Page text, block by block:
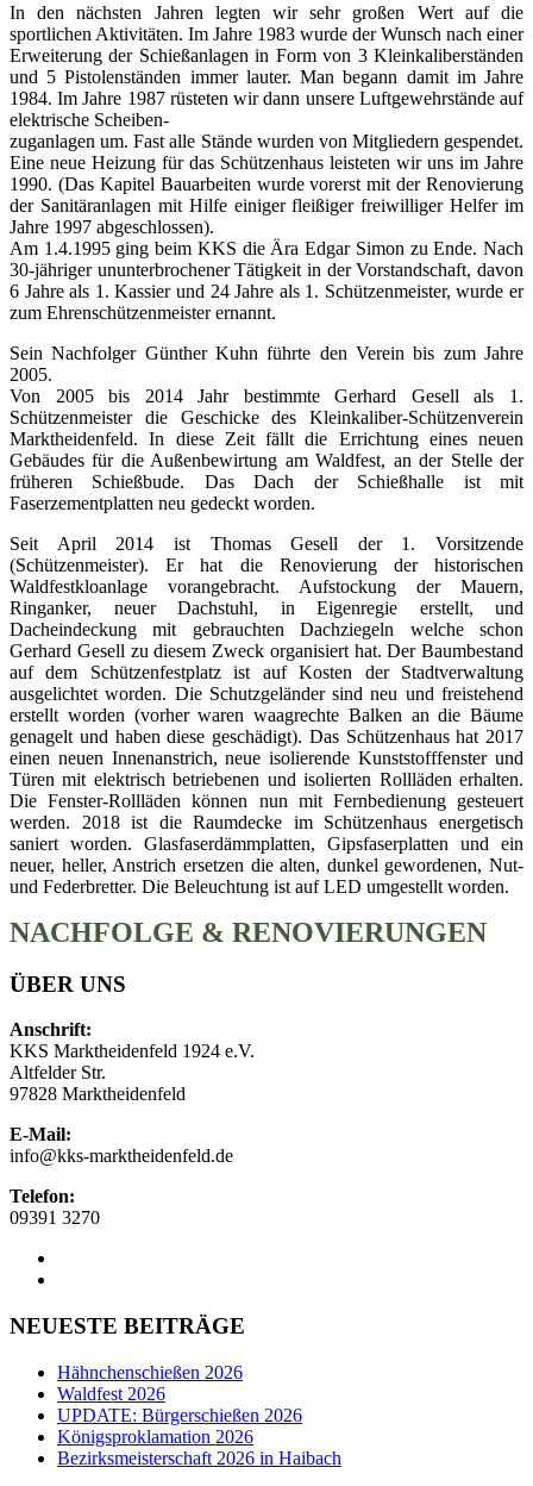
In den nächsten Jahren legten wir sehr großen Wert auf die
sportlichen Aktivitäten. Im Jahre 1983 wurde der Wunsch nach einer
Erweiterung der Schießanlagen in Form von 3 Kleinkaliberständen
und 5 Pistolenständen immer lauter. Man begann damit im Jahre
1984. Im Jahre 1987 rüsteten wir dann unsere Luftgewehrstände auf
elektrische Scheiben-
zuganlagen um. Fast alle Stände wurden von Mitgliedern gespendet.
Eine neue Heizung für das Schützenhaus leisteten wir uns im Jahre
1990. (Das Kapitel Bauarbeiten wurde vorerst mit der Renovierung
der Sanitäranlagen mit Hilfe einiger fleißiger freiwilliger Helfer im
Jahre 1997 abgeschlossen).
Am 1.4.1995 ging beim KKS die Ära Edgar Simon zu Ende. Nach
30-jähriger ununterbrochener Tätigkeit in der Vorstandschaft, davon
6 Jahre als 1. Kassier und 24 Jahre als 1. Schützenmeister, wurde er
zum Ehrenschützenmeister ernannt.
Sein Nachfolger Günther Kuhn führte den Verein bis zum Jahre
2005.
Von 2005 bis 2014 Jahr bestimmte Gerhard Gesell als 1.
Schützenmeister die Geschicke des Kleinkaliber-Schützenverein
Marktheidenfeld. In diese Zeit fällt die Errichtung eines neuen
Gebäudes für die Außenbewirtung am Waldfest, an der Stelle der
früheren Schießbude. Das Dach der Schießhalle ist mit
Faserzementplatten neu gedeckt worden.
Seit April 2014 ist Thomas Gesell der 1. Vorsitzende
(Schützenmeister). Er hat die Renovierung der historischen
Waldfestkloanlage vorangebracht. Aufstockung der Mauern,
Ringanker, neuer Dachstuhl, in Eigenregie erstellt, und
Dacheindeckung mit gebrauchten Dachziegeln welche schon
Gerhard Gesell zu diesem Zweck organisiert hat. Der Baumbestand
auf dem Schützenfestplatz ist auf Kosten der Stadtverwaltung
ausgelichtet worden. Die Schutzgeländer sind neu und freistehend
erstellt worden (vorher waren waagrechte Balken an die Bäume
genagelt und haben diese geschädigt). Das Schützenhaus hat 2017
einen neuen Innenanstrich, neue isolierende Kunststofffenster und
Türen mit elektrisch betriebenen und isolierten Rollläden erhalten.
Die Fenster-Rollläden können nun mit Fernbedienung gesteuert
werden. 2018 ist die Raumdecke im Schützenhaus energetisch
saniert worden. Glasfaserdämmplatten, Gipsfaserplatten und ein
neuer, heller, Anstrich ersetzen die alten, dunkel gewordenen, Nut-
und Federbretter. Die Beleuchtung ist auf LED umgestellt worden.
NACHFOLGE & RENOVIERUNGEN
ÜBER UNS
Anschrift:
KKS Marktheidenfeld 1924 e.V.
Altfelder Str.
97828 Marktheidenfeld
E-Mail:
info@kks-marktheidenfeld.de
Telefon:
09391 3270
NEUESTE BEITRÄGE
Hähnchenschießen 2026
Waldfest 2026
UPDATE: Bürgerschießen 2026
Königsproklamation 2026
Bezirksmeisterschaft 2026 in Haibach